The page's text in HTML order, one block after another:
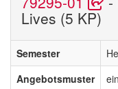
Lives (5 KP)
Semester
Angebotsmuster